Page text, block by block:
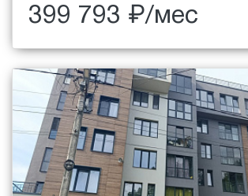
399 793 ₽/мес